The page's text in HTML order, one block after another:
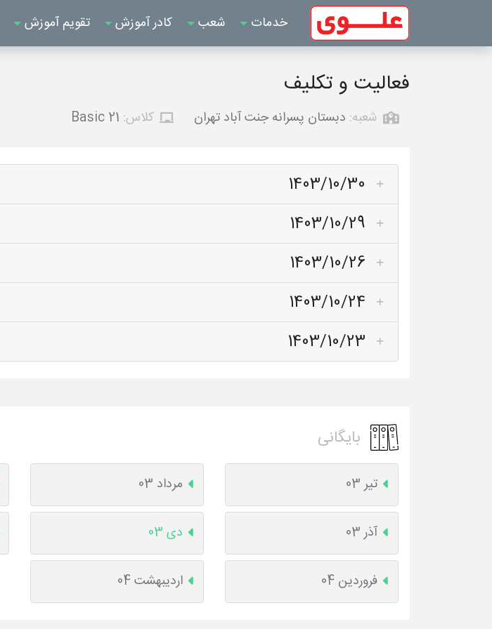
خدمات شعب کادر آموزش تقویم آموزش
فعالیت و تکلیف
شعبه: دبستان پسرانه جنت آباد تهران کلاس: Basic 21
1403/10/30
1403/10/29
1403/10/26
1403/10/24
1403/10/23
بایگانی
تیر 03 مرداد 03
آذر 03 دی 03
فروردین 04 اردیبهشت 04